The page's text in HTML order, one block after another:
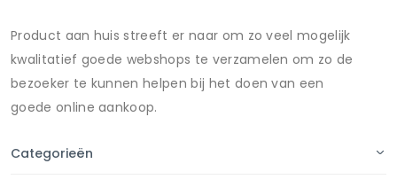
Product aan huis streeft er naar om zo veel mogelijk
kwalitatief goede webshops te verzamelen om zo de
bezoeker te kunnen helpen bij het doen van een
goede online aankoop.
Categorieën